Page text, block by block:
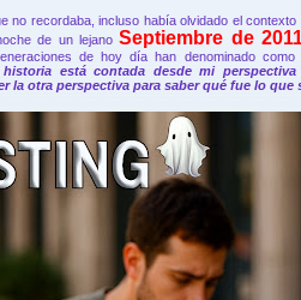
no recordaba, incluso había olvidado el contexto
de un lejanoSeptiembre de
de hoy día han denominado como
historia está contada desde mi
la otra perspectiva para saber qué fue lo que